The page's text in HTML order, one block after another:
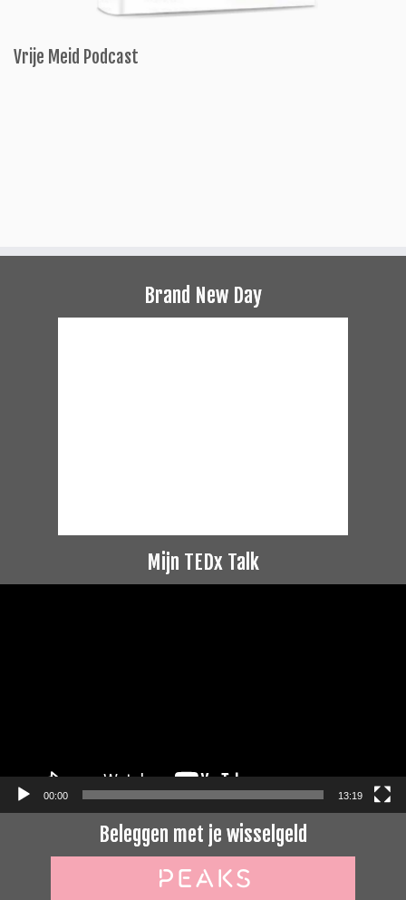
Vrije Meid Podcast
Brand New Day
Mijn TEDx Talk
00:00 13:19
Beleggen met je wisselgeld